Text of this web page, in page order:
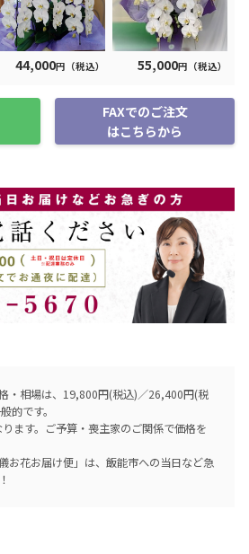
44,000円（税込） 55,000円（税込）
FAXでのご注文
はこちらから
・相場は、19,800円(税込)／26,400円(税
的です。
ます。ご予算・喪主家のご関係で価格を
お花お届け便」は、飯能市への当日など急